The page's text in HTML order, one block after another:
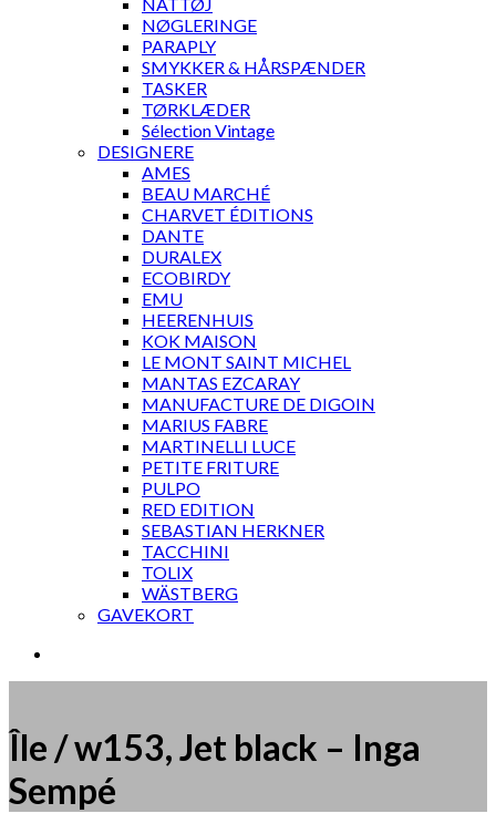
NØGLERINGE
PARAPLY
SMYKKER & HÅRSPÆNDER
TASKER
TØRKLÆDER
Sélection Vintage
DESIGNERE
AMES
BEAU MARCHÉ
CHARVET ÉDITIONS
DANTE
DURALEX
ECOBIRDY
EMU
HEERENHUIS
KOK MAISON
LE MONT SAINT MICHEL
MANTAS EZCARAY
MANUFACTURE DE DIGOIN
MARIUS FABRE
MARTINELLI LUCE
PETITE FRITURE
PULPO
RED EDITION
SEBASTIAN HERKNER
TACCHINI
TOLIX
WÄSTBERG
GAVEKORT
Île / w153, Jet black – Inga
Sempé